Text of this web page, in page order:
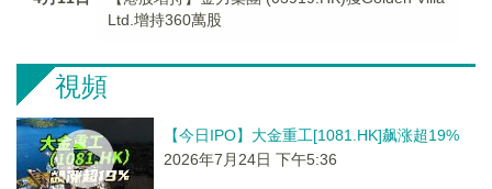
Ltd.增持360萬股
視頻
【今日IPO】大金重工[1081.HK]飙涨超19%
2026年7月24日 下午5:36